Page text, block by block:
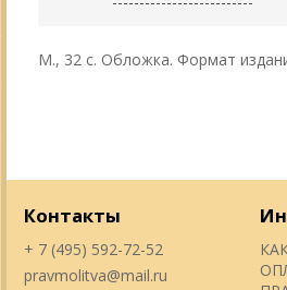
М., 32 с. Обложка. Формат
Контакты
+ 7 (495) 592-72-52
pravmolitva@mail.ru